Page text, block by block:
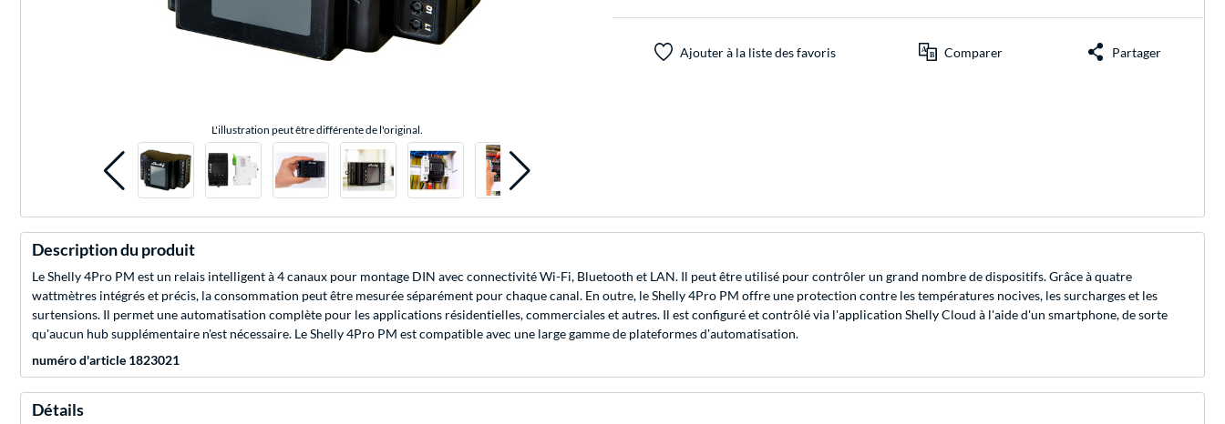
L'illustration peut être différente de l'original.
Ajouter à la liste des favoris Comparer Partager
Description du produit
Le Shelly 4Pro PM est un relais intelligent à 4 canaux pour montage DIN avec connectivité Wi-Fi, Bluetooth et LAN. Il peut être utilisé pour contrôler un grand nombre de dispositifs. Grâce à quatre
wattmètres intégrés et précis, la consommation peut être mesurée séparément pour chaque canal. En outre, le Shelly 4Pro PM offre une protection contre les températures nocives, les surcharges et les
surtensions. Il permet une automatisation complète pour les applications résidentielles, commerciales et autres. Il est configuré et contrôlé via l'application Shelly Cloud à l'aide d'un smartphone, de sorte
qu'aucun hub supplémentaire n'est nécessaire. Le Shelly 4Pro PM est compatible avec une large gamme de plateformes d'automatisation.
numéro d'article 1823021
Détails